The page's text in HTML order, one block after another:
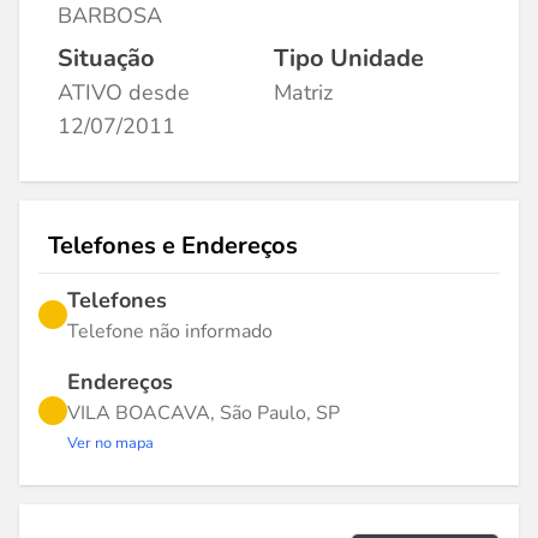
BARBOSA
Situação
ATIVO desde
12/07/2011
Tipo Unidade
Matriz
Telefones e Endereços
Telefones
Telefone não informado
Endereços
VILA BOACAVA, São Paulo, SP
Ver no mapa